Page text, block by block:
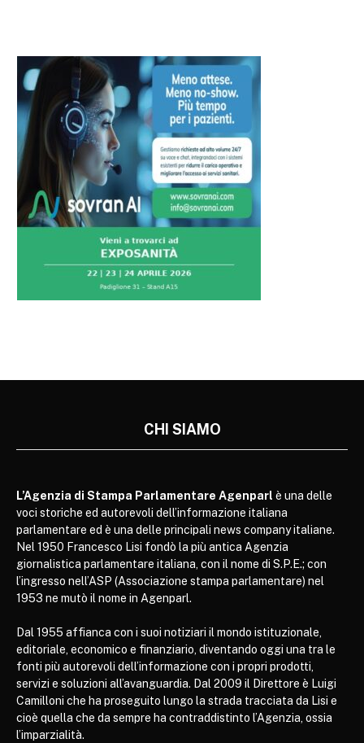
CHI SIAMO
L’Agenzia di Stampa Parlamentare Agenparl è una delle
voci storiche ed autorevoli dell’informazione italiana
parlamentare ed è una delle principali news company italiane.
Nel 1950 Francesco Lisi fondò la più antica Agenzia
giornalistica parlamentare italiana, con il nome di S.P.E.; con
l’ingresso nell’ASP (Associazione stampa parlamentare) nel
1953 ne mutò il nome in Agenparl.
Dal 1955 affianca con i suoi notiziari il mondo istituzionale,
editoriale, economico e finanziario, diventando oggi una tra le
fonti più autorevoli dell’informazione con i propri prodotti,
servizi e soluzioni all’avanguardia. Dal 2009 il Direttore è Luigi
Camilloni che ha proseguito lungo la strada tracciata da Lisi e
cioè quella che da sempre ha contraddistinto l’Agenzia, ossia
l’imparzialità.